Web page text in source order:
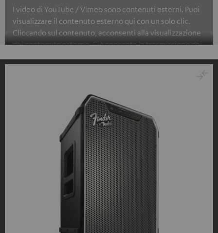
I video di YouTube / Vimeo sono contenuti esterni. Puoi
visualizzare il contenuto esterno qui con un solo clic.
Cliccando sul contenuto, acconsenti alla visualizzazione
del contenuto esterno. Ciò consente la trasmissione dei